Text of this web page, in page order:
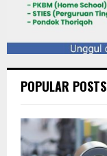
POPULAR POSTS